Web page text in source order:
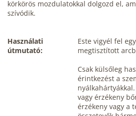
körkörös mozdulatokkal dolgozd el,
szívódik.
Használati
útmutató:
Este vigyél fel
megtisztított
Csak külsőleg
érintkezést a
vagy érzékeny
érzékeny vagy a